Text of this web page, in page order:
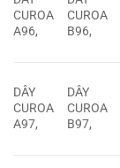
CUROA
A96,
CUROA
B96,
DÂY
CUROA
A97,
DÂY
CUROA
B97,